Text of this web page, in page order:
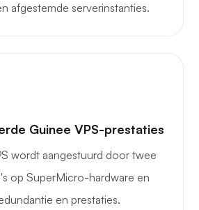
afgestemde serverinstanties.
Guinee VPS-prestaties
wordt aangestuurd door twee
op SuperMicro-hardware en
en prestaties.